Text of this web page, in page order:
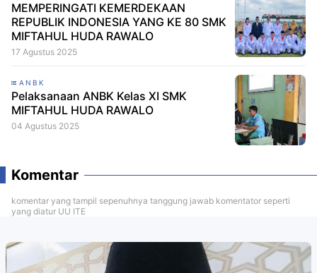
MEMPERINGATI KEMERDEKAAN
REPUBLIK INDONESIA YANG KE 80 SMK
MIFTAHUL HUDA RAWALO
17 Agustus 2025
ANBK
Pelaksanaan ANBK Kelas XI SMK
MIFTAHUL HUDA RAWALO
04 Agustus 2025
Komentar
komentar yang tampil sepenuhnya tanggung jawab komentator seperti
yang diatur UU ITE